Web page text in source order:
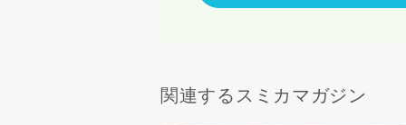
関連するスミカマガジン